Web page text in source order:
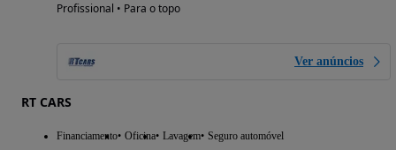
Profissional • Para o topo
Ver anúncios
RT CARS
Financiamento Oficina Lavagem Seguro automóvel